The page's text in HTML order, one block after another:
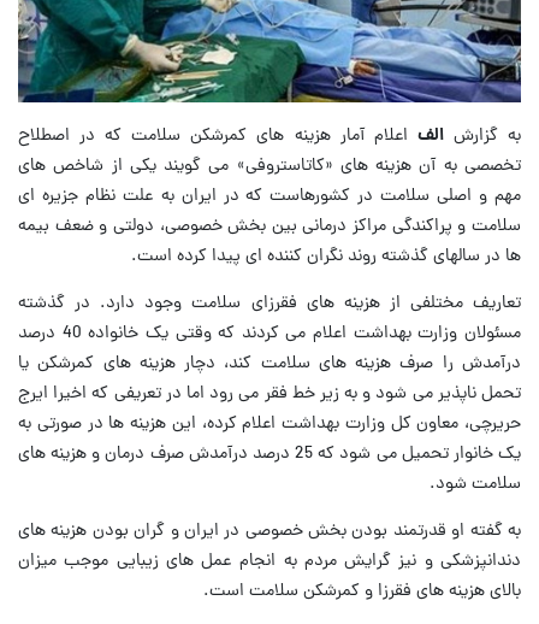
به گزارشالف اعلام آمار هزینه های کمرشکن سلامت که در اصطلاح
تخصصی به آن هزینه های «کاتاستروفی» می گویند یکی از شاخص های
مهم و اصلی سلامت در کشورهاست که در ایران به علت نظام جزیره ای
سلامت و پراکندگی مراکز درمانی بین بخش خصوصی، دولتی و ضعف بیمه
ها در سالهای گذشته روند نگران کننده ای پیدا کرده است.
تعاریف مختلفی از هزینه های فقرزای سلامت وجود دارد. در گذشته
مسئولان وزارت بهداشت اعلام می کردند که وقتی یک خانواده 40 درصد
درآمدش را صرف هزینه های سلامت کند، دچار هزینه های کمرشکن یا
تحمل ناپذیر می شود و به زیر خط فقر می رود اما در تعریفی که اخیرا ایرج
حریرچی، معاون کل وزارت بهداشت اعلام کرده، این هزینه ها در صورتی به
یک خانوار تحمیل می شود که 25 درصد درآمدش صرف درمان و هزینه های
سلامت شود.
به گفته او قدرتمند بودن بخش خصوصی در ایران و گران بودن هزینه های
دندانپزشکی و نیز گرایش مردم به انجام عمل های زیبایی موجب میزان
بالای هزینه های فقرزا و کمرشکن سلامت است.